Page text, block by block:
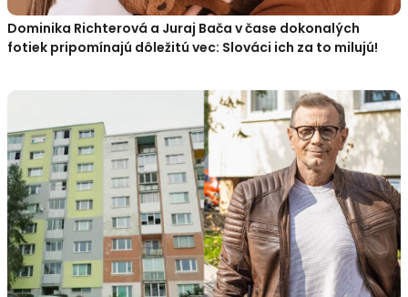
Dominika Richterová a Juraj Bača v čase dokonalých
fotiek pripomínajú dôležitú vec: Slováci ich za to milujú!